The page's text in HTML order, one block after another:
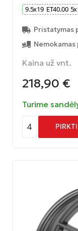
9.5x19 ET40.00 5x
Pristatymas
Kaina už vnt.
218,90 €
Turime
4 PIRKTI